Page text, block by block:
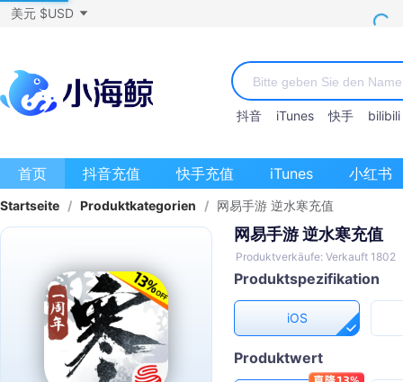
美元 $USD
抖音 iTunes 快手 bilibili
首页 抖音充值 快手充值 iTunes 小红书
Startseite / Produktkategorien / 网易手游 逆水寒充值
网易手游 逆水寒充值
Produktverkäufe: Verkauft 1802
Produktspezifikation
iOS
Produktwert